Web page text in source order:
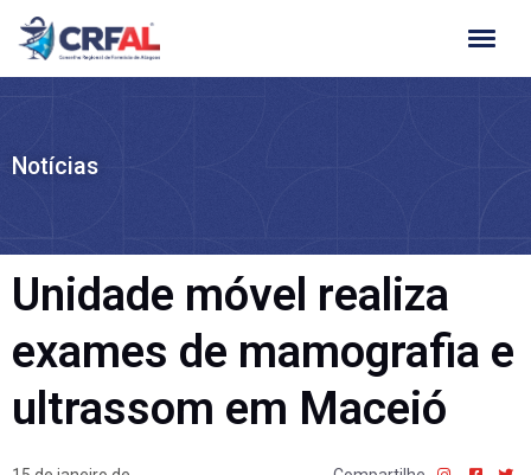
Ir
para
Notícias
Unidade móvel realiza
exames de mamografia e
ultrassom em Maceió